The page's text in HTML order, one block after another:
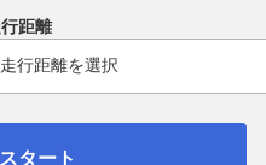
距離
タート